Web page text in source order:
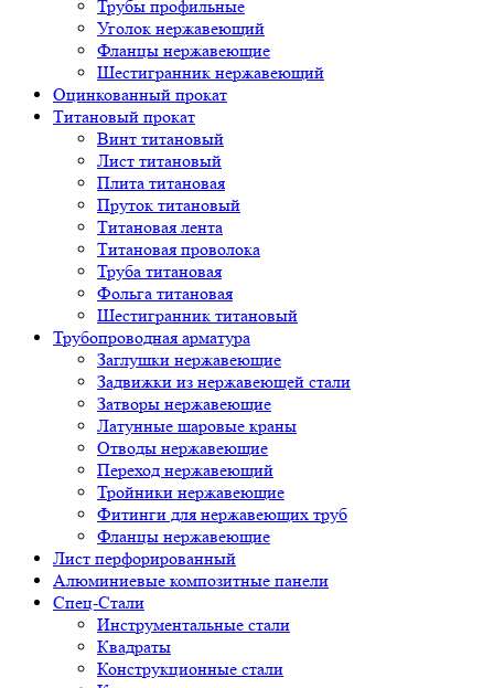
Трубы профильные
Уголок нержавеющий
Фланцы нержавеющие
Шестигранник нержавеющий
Оцинкованный прокат
Титановый прокат
Винт титановый
Лист титановый
Плита титановая
Пруток титановый
Титановая лента
Титановая проволока
Труба титановая
Фольга титановая
Шестигранник титановый
Трубопроводная арматура
Заглушки нержавеющие
Задвижки из нержавеющей стали
Затворы нержавеющие
Латунные шаровые краны
Отводы нержавеющие
Переход нержавеющий
Тройники нержавеющие
Фитинги для нержавеющих труб
Фланцы нержавеющие
Лист перфорированный
Алюминиевые композитные панели
Спец-Стали
Инструментальные стали
Квадраты
Конструкционные стали